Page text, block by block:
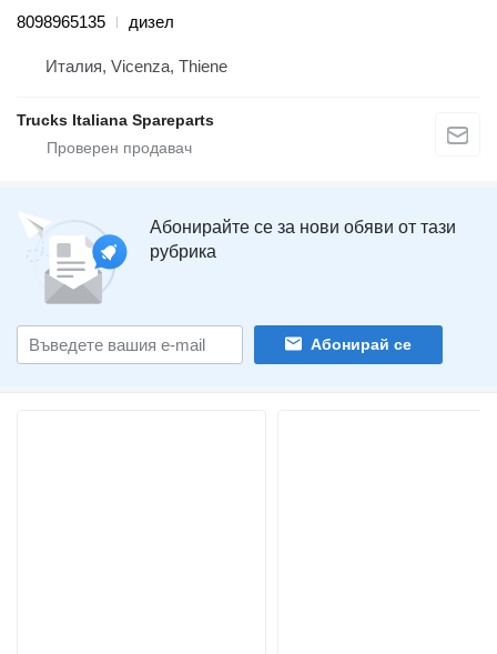
8098965135
дизел
Италия, Vicenza, Thiene
Trucks Italiana Spareparts
Абонирайте се за нови обяви от тази
рубрика
Абонирай се